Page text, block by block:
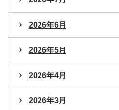
2026年6月
2026年5月
2026年4月
2026年3月